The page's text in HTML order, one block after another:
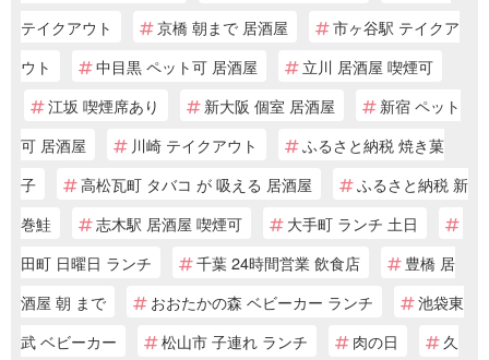
テイクアウト
京橋 朝まで 居酒屋
市ヶ谷駅 テイクア
ウト
中目黒 ペット可 居酒屋
立川 居酒屋 喫煙可
江坂 喫煙席あり
新大阪 個室 居酒屋
新宿 ペット
可 居酒屋
川崎 テイクアウト
ふるさと納税 焼き菓
子
高松瓦町 タバコ が 吸える 居酒屋
ふるさと納税 新
巻鮭
志木駅 居酒屋 喫煙可
大手町 ランチ 土日
田町 日曜日 ランチ
千葉 24時間営業 飲食店
豊橋 居
酒屋 朝 まで
おおたかの森 ベビーカー ランチ
池袋東
武 ベビーカー
松山市 子連れ ランチ 肉の日 久